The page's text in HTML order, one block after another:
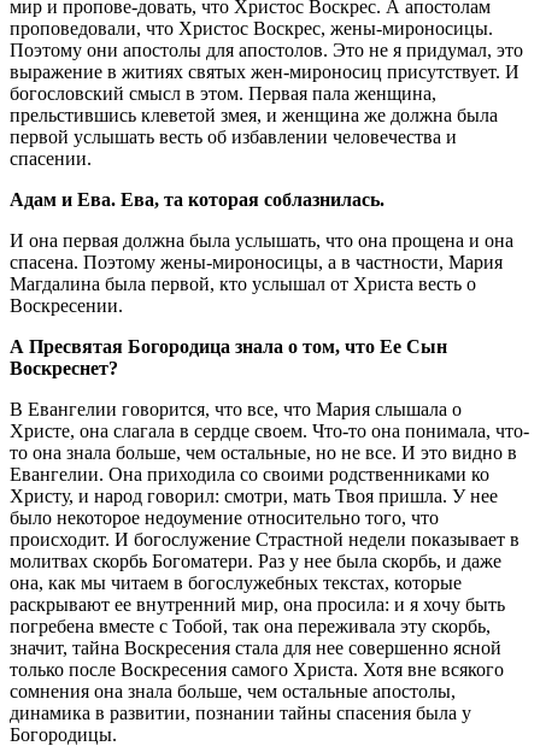
мир и пропове-довать, что Христос Воскрес. А апостолам
проповедовали, что Христос Воскрес, жены-мироносицы.
Поэтому они апостолы для апостолов. Это не я придумал, это
выражение в житиях святых жен-мироносиц присутствует. И
богословский смысл в этом. Первая пала женщина,
прельстившись клеветой змея, и женщина же должна была
первой услышать весть об избавлении человечества и
спасении.
Адам и Ева. Ева, та которая соблазнилась.
И она первая должна была услышать, что она прощена и она
спасена. Поэтому жены-мироносицы, а в частности, Мария
Магдалина была первой, кто услышал от Христа весть о
Воскресении.
А Пресвятая Богородица знала о том, что Ее Сын
Воскреснет?
В Евангелии говорится, что все, что Мария слышала о
Христе, она слагала в сердце своем. Что-то она понимала, что-
то она знала больше, чем остальные, но не все. И это видно в
Евангелии. Она приходила со своими родственниками ко
Христу, и народ говорил: смотри, мать Твоя пришла. У нее
было некоторое недоумение относительно того, что
происходит. И богослужение Страстной недели показывает в
молитвах скорбь Богоматери. Раз у нее была скорбь, и даже
она, как мы читаем в богослужебных текстах, которые
раскрывают ее внутренний мир, она просила: и я хочу быть
погребена вместе с Тобой, так она переживала эту скорбь,
значит, тайна Воскресения стала для нее совершенно ясной
только после Воскресения самого Христа. Хотя вне всякого
сомнения она знала больше, чем остальные апостолы,
динамика в развитии, познании тайны спасения была у
Богородицы.